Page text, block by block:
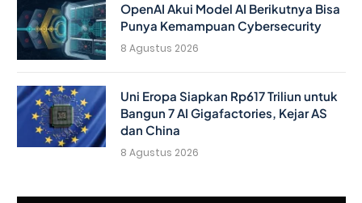
OpenAI Akui Model AI Berikutnya Bisa
Punya Kemampuan Cybersecurity
8 Agustus 2026
Uni Eropa Siapkan Rp617 Triliun untuk
Bangun 7 AI Gigafactories, Kejar AS
dan China
8 Agustus 2026